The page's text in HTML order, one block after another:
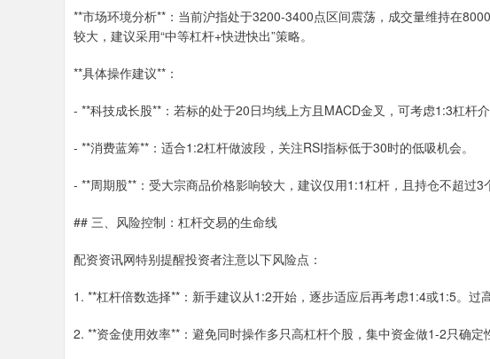
**市场环境分析**：当前沪指处于3200-3400点区间震荡，成交量维持在
较大，建议采用“中等杠杆+快进快出”策略。
**具体操作建议**：
- **科技成长股**：若标的处于20日均线上方且MACD金叉，可考虑1:3杠杆
- **消费蓝筹**：适合1:2杠杆做波段，关注RSI指标低于30时的低吸机会。
- **周期股**：受大宗商品价格影响较大，建议仅用1:1杠杆，且持仓不超过3
## 三、风险控制：杠杆交易的生命线
配资资讯网特别提醒投资者注意以下风险点：
1. **杠杆倍数选择**：新手建议从1:2开始，逐步适应后再考虑1:4或1:5。过
2. **资金使用效率**：避免同时操作多只高杠杆个股，集中资金做1-2只确定